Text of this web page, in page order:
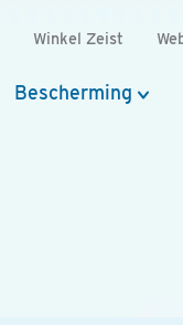
Winkel Zeist
Bescherming